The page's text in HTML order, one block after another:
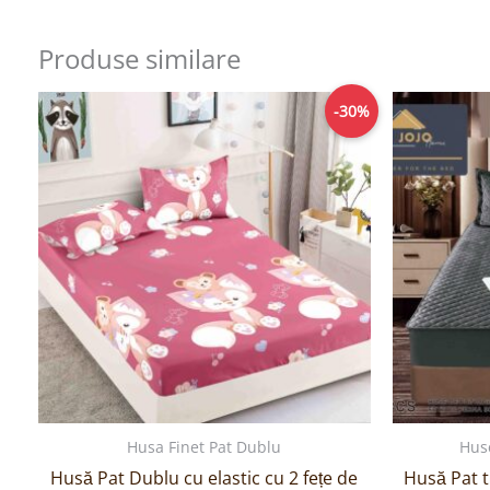
Produse similare
-30%
Husa Finet Pat Dublu
Husă Pat Dublu cu elastic cu 2 fețe de
Prețul
inițial
fost:
99,00lei.
Prețul
curent
este:
69,00lei.
Husă Pat